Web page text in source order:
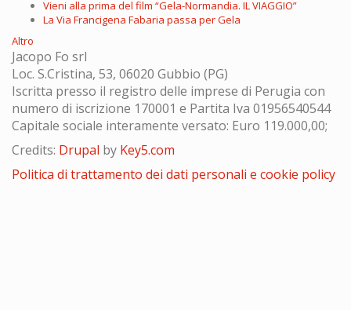
Vieni alla prima del film “Gela-Normandia. IL VIAGGIO”
La Via Francigena Fabaria passa per Gela
Altro
Jacopo Fo srl
Loc. S.Cristina, 53, 06020 Gubbio (PG)
Iscritta presso il registro delle imprese di Perugia con
numero di iscrizione 170001 e Partita Iva 01956540544
Capitale sociale interamente versato: Euro 119.000,00;
Credits: Drupal by Key5.com
Politica di trattamento dei dati personali e cookie policy